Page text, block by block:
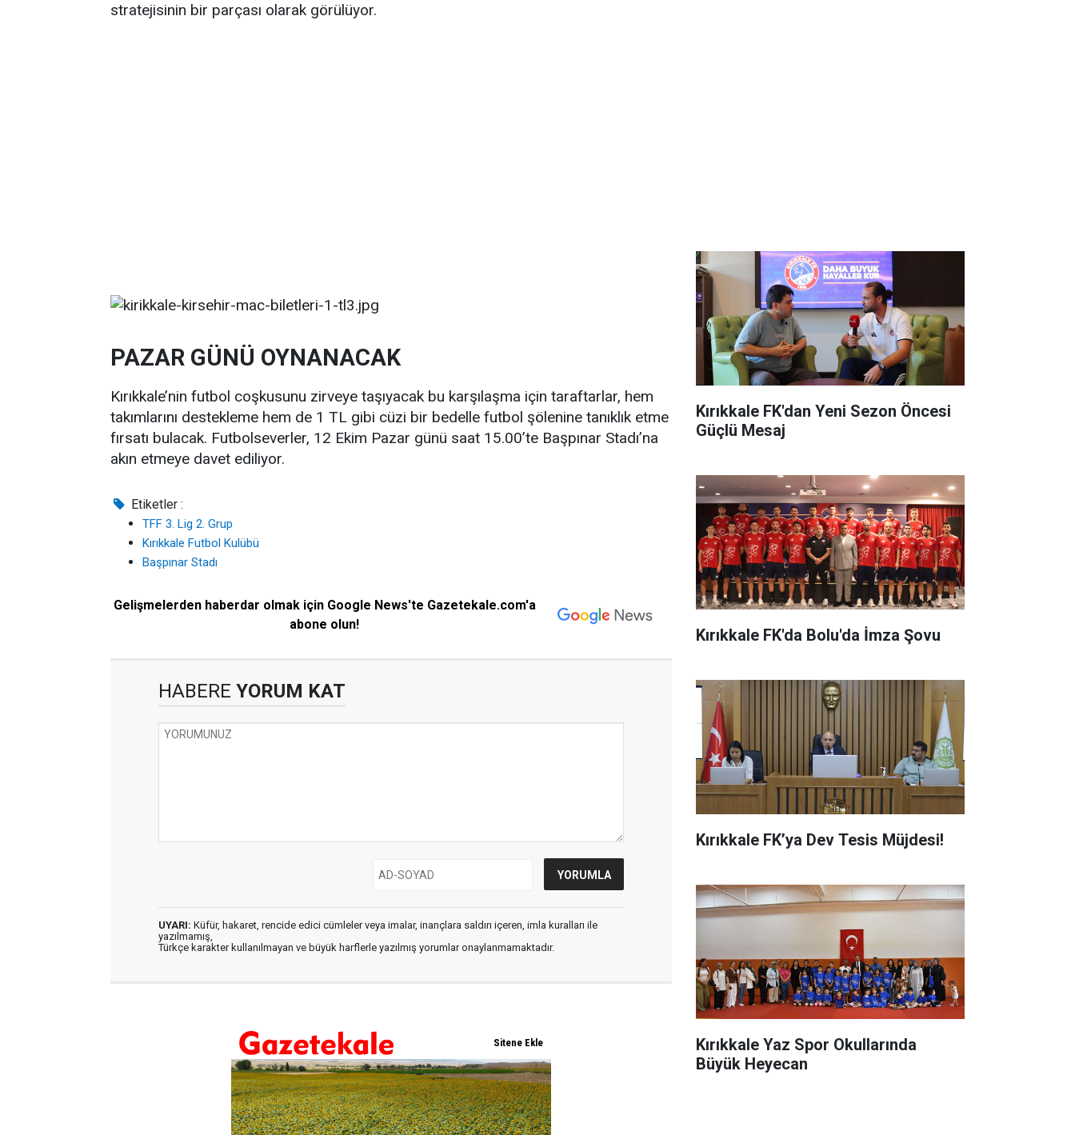
stratejisinin bir parçası olarak görülüyor.
PAZAR GÜNÜ OYNANACAK
Kırıkkale’nin futbol coşkusunu zirveye taşıyacak bu karşılaşma için taraftarlar, hem
takımlarını destekleme hem de 1 TL gibi cüzi bir bedelle futbol şölenine tanıklık etme
fırsatı bulacak. Futbolseverler, 12 Ekim Pazar günü saat 15.00’te Başpınar Stadı’na
akın etmeye davet ediliyor.
Etiketler :
TFF 3. Lig 2. Grup
Kırıkkale Futbol Kulübü
Başpınar Stadı
Gelişmelerden haberdar olmak için Google News'te Gazetekale.com'a
abone olun!
HABERE YORUM KAT
UYARI: Küfür, hakaret, rencide edici cümleler veya imalar, inançlara saldırı içeren, imla kuralları ile
yazılmamış,
Türkçe karakter kullanılmayan ve büyük harflerle yazılmış yorumlar onaylanmamaktadır.
Kırıkkale FK'dan Yeni Sezon Öncesi
Güçlü Mesaj
Kırıkkale FK'da Bolu'da İmza Şovu
Kırıkkale FK’ya Dev Tesis Müjdesi!
Kırıkkale Yaz Spor Okullarında
Büyük Heyecan